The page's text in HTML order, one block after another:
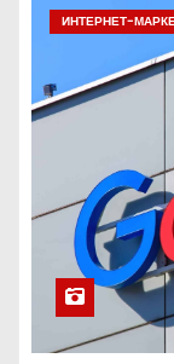
ИНТЕРНЕТ-